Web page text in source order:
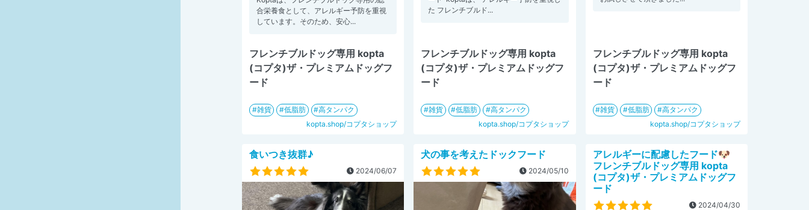
合栄養食として、アレルギー予防を重視
しています。そのため、安心...
フレンチブルドッグ専用 kopta
(コプタ)ザ・プレミアムドッグフ
ード
雑貨 低脂肪
高タンパク
kopta.shop/コプタショップ
た フレンチブルド...
フレンチブルドッグ専用 kopta
(コプタ)ザ・プレミアムドッグフ
ード
雑貨 低脂肪
高タンパク
kopta.shop/コプタショップ
フレンチブルドッグ専用 kopta
(コプタ)ザ・プレミアムドッグフ
ード
雑貨 低脂肪
高タンパク
kopta.shop/コプタショップ
食いつき抜群♪
2024/06/07
犬の事を考えたドックフード
2024/05/10
アレルギーに配慮したフード🐶
フレンチブルドッグ専用 kopta
(コプタ)ザ・プレミアムドッグフ
ード
2024/04/30